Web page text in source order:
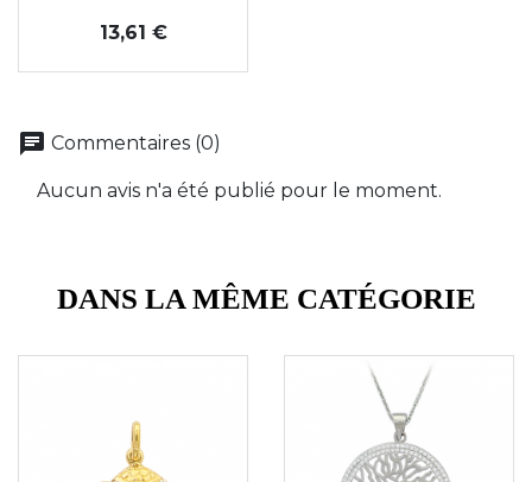
Prix
13,61 €
chat Commentaires (0)
Aucun avis n'a été publié pour le moment.
DANS LA MÊME CATÉGORIE